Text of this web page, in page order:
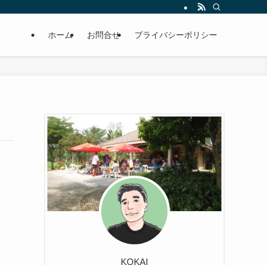
ホーム お問合せ プライバシーポリシー
KOKAI